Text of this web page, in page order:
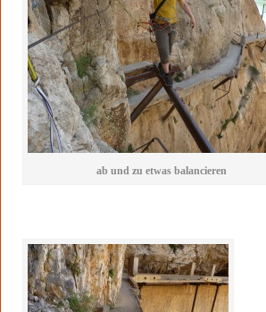
ab und zu etwas balancieren